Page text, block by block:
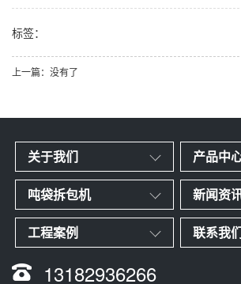
标签：
上一篇：没有了
关于我们 产品中
吨袋拆包机 新闻资
工程案例 联系我
13182936266